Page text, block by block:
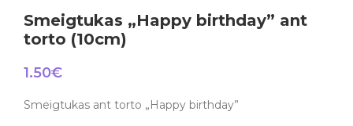
Smeigtukas „Happy birthday” ant
torto (10cm)
1.50€
Smeigtukas ant torto „Happy birthday”